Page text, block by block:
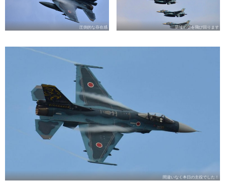
圧倒的な存在感 築城の空を飛び回ります
間違いなく本日の主役でした！